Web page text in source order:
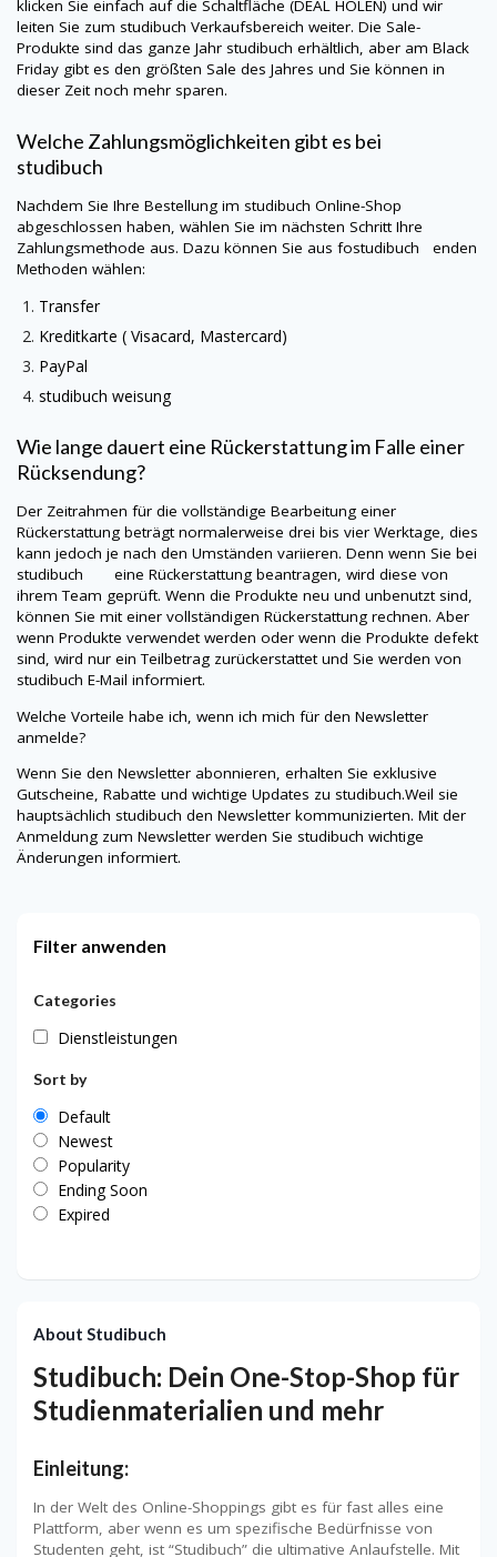
klicken Sie einfach auf die Schaltfläche (DEAL HOLEN) und wir
leiten Sie zum studibuch Verkaufsbereich weiter. Die Sale-
Produkte sind das ganze Jahr studibuch erhältlich, aber am Black
Friday gibt es den größten Sale des Jahres und Sie können in
dieser Zeit noch mehr sparen.
Welche Zahlungsmöglichkeiten gibt es bei
studibuch
Nachdem Sie Ihre Bestellung im studibuch Online-Shop
abgeschlossen haben, wählen Sie im nächsten Schritt Ihre
Zahlungsmethode aus. Dazu können Sie aus fostudibuch enden
Methoden wählen:
Transfer
Kreditkarte ( Visacard, Mastercard)
PayPal
studibuch weisung
Wie lange dauert eine Rückerstattung im Falle einer
Rücksendung?
Der Zeitrahmen für die vollständige Bearbeitung einer
Rückerstattung beträgt normalerweise drei bis vier Werktage, dies
kann jedoch je nach den Umständen variieren. Denn wenn Sie bei
studibuch eine Rückerstattung beantragen, wird diese von
ihrem Team geprüft. Wenn die Produkte neu und unbenutzt sind,
können Sie mit einer vollständigen Rückerstattung rechnen. Aber
wenn Produkte verwendet werden oder wenn die Produkte defekt
sind, wird nur ein Teilbetrag zurückerstattet und Sie werden von
studibuch E-Mail informiert.
Welche Vorteile habe ich, wenn ich mich für den Newsletter
anmelde?
Wenn Sie den Newsletter abonnieren, erhalten Sie exklusive
Gutscheine, Rabatte und wichtige Updates zu studibuch.Weil sie
hauptsächlich studibuch den Newsletter kommunizierten. Mit der
Anmeldung zum Newsletter werden Sie studibuch wichtige
Änderungen informiert.
Filter anwenden
Categories
Dienstleistungen
Sort by
Default
Newest
Popularity
Ending Soon
Expired
About Studibuch
Studibuch: Dein One-Stop-Shop für
Studienmaterialien und mehr
Einleitung:
In der Welt des Online-Shoppings gibt es für fast alles eine
Plattform, aber wenn es um spezifische Bedürfnisse von
Studenten geht, ist “Studibuch” die ultimative Anlaufstelle. Mit